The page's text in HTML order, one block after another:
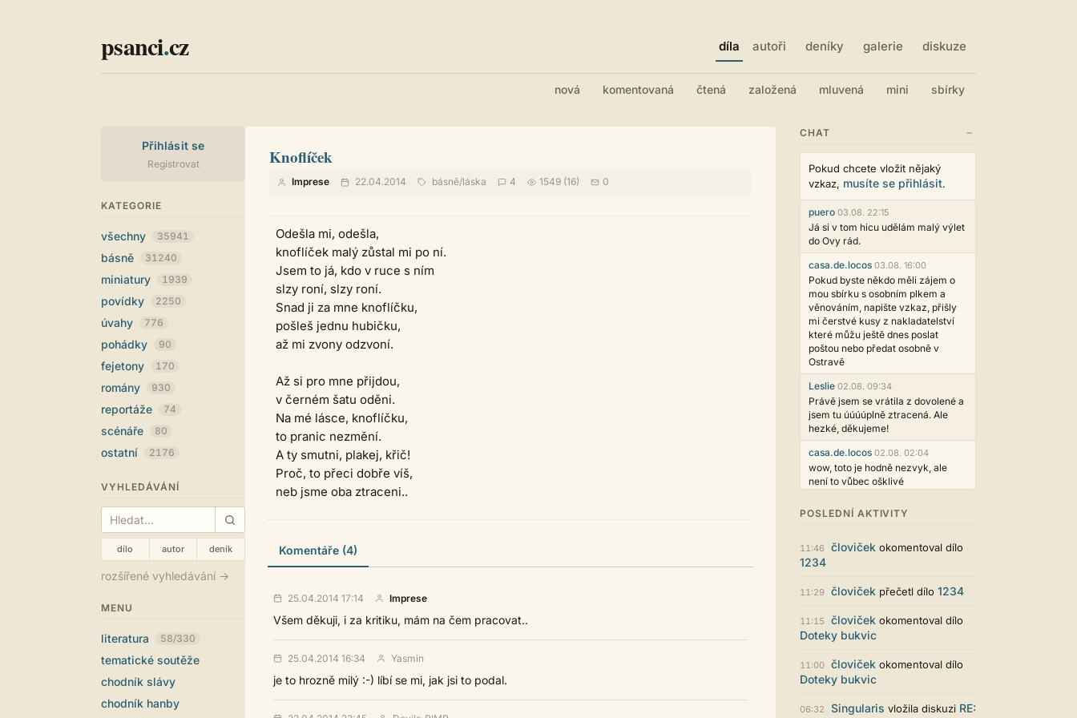
psanci.cz díla autoři deníky galerie diskuze
nová komentovaná čtená založená mluvená mini sbírky
Přihlásit se
Registrovat
KATEGORIE
všechny 35941
básně 31240
miniatury 1939
povídky 2250
úvahy 776
pohádky 90
fejetony 170
romány 930
reportáže 74
scénáře 80
ostatní 2176
VYHLEDÁVÁNÍ
dílo autor deník
rozšířené vyhledávání →
MENU
literatura 58/330
tematické soutěže
chodník slávy
chodník hanby
Knoflíček
Imprese 22.04.2014 básně/láska 4 1549 (16) 0
Odešla mi, odešla,
knoflíček malý zůstal mi po ní.
Jsem to já, kdo v ruce s ním
slzy roní, slzy roní.
Snad ji za mne knoflíčku,
pošleš jednu hubičku,
až mi zvony odzvoní.
Až si pro mne přijdou,
v černém šatu oděni.
Na mé lásce, knoflíčku,
to pranic nezmění.
A ty smutni, plakej, křič!
Proč, to přeci dobře víš,
neb jsme oba ztraceni..
Komentáře (4)
25.04.2014 17:14 Imprese
Všem děkuji, i za kritiku, mám na čem pracovat..
25.04.2014 16:34 Yasmin
je to hrozně milý :-) líbí se mi, jak jsi to podal.
CHAT −
Pokud chcete vložit nějaký
vzkaz, musíte se přihlásit.
puero 03.08. 22:15
Já si v tom hicu udělám malý výlet
do Ovy rád.
casa.de.locos 03.08. 16:00
Pokud byste někdo měli zájem o
mou sbírku s osobním plkem a
věnováním, napište vzkaz, přišly
mi čerstvé kusy z nakladatelství
které můžu ještě dnes poslat
poštou nebo předat osobně v
Ostravě
Leslie 02.08. 09:34
Právě jsem se vrátila z dovolené a
jsem tu úúúúplně ztracená. Ale
hezké, děkujeme!
casa.de.locos 02.08. 02:04
wow, toto je hodně nezvyk, ale
není to vůbec ošklivé
Jarda468
Už i počet přečtení jde vidět,
myslím také už v pořádku,
perfektní práce :)
Singularis
30.07. 06:19
Líbí se mi tmavá varianta nového
vzhledu. Na některých místech
jsou sice mezi prvky příliš velké
mezery, ale když mě to bude štvát,
stylem... Celkově je styl dobře
funkční a příjemný. Podvedl se.
puero 29.07. 11:53
POSLEDNÍ AKTIVITY
11:46 človiček okomentoval dílo
1234
11:29 človiček přečetl dílo 1234
11:15 človiček okomentoval dílo
Doteky bukvic
11:00 človiček okomentoval dílo
Doteky bukvic
06:32 Singularis vložila diskuzi RE: